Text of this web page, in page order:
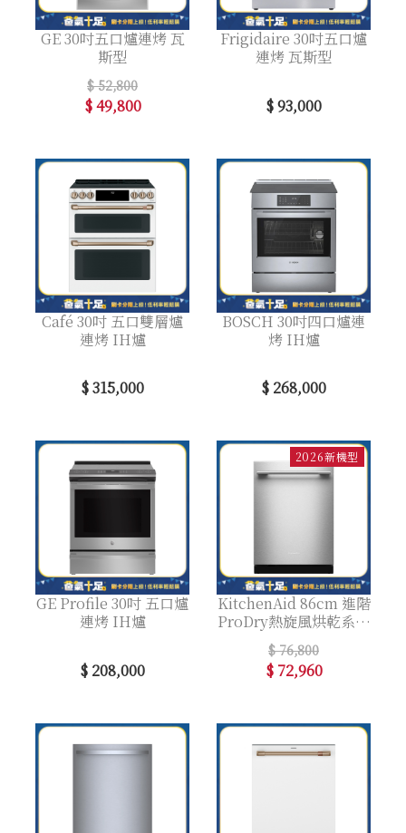
GE 30吋五口爐連烤 瓦
斯型
$ 52,800
$ 49,800
Frigidaire 30吋五口爐
連烤 瓦斯型
$ 93,000
Café 30吋 五口雙層爐
連烤 IH爐
$ 315,000
BOSCH 30吋四口爐連
烤 IH爐
$ 268,000
GE Profile 30吋 五口爐
連烤 IH爐
$ 208,000
2026新機型
KitchenAid 86cm 進階
ProDry熱旋風烘乾系統
全嵌洗碗機
$ 76,800
$ 72,960